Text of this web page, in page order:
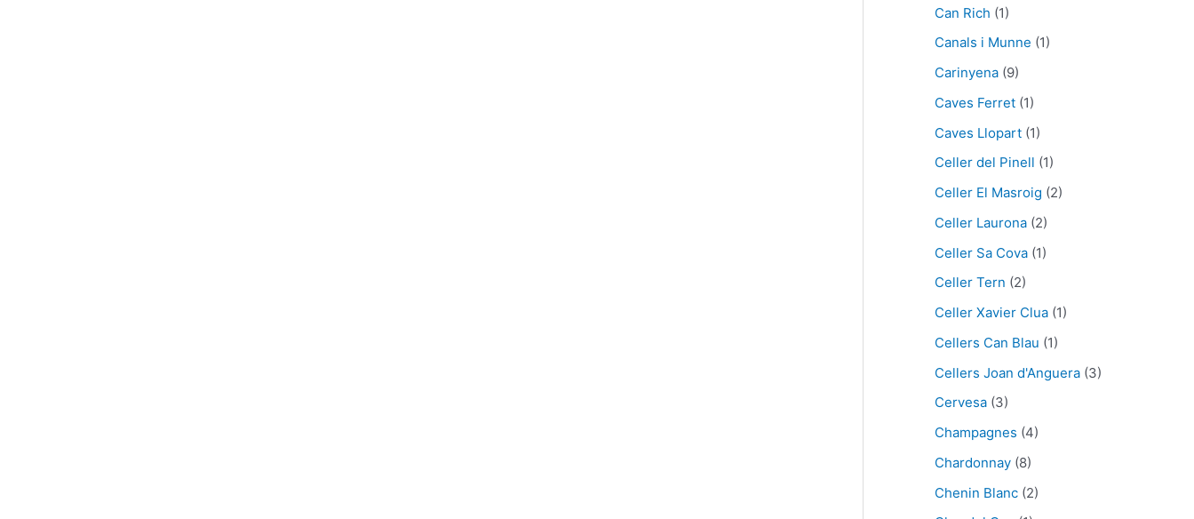
Can Rich (1)
Canals i Munne (1)
Carinyena (9)
Caves Ferret (1)
Caves Llopart (1)
Celler del Pinell (1)
Celler El Masroig (2)
Celler Laurona (2)
Celler Sa Cova (1)
Celler Tern (2)
Celler Xavier Clua (1)
Cellers Can Blau (1)
Cellers Joan d'Anguera (3)
Cervesa (3)
Champagnes (4)
Chardonnay (8)
Chenin Blanc (2)